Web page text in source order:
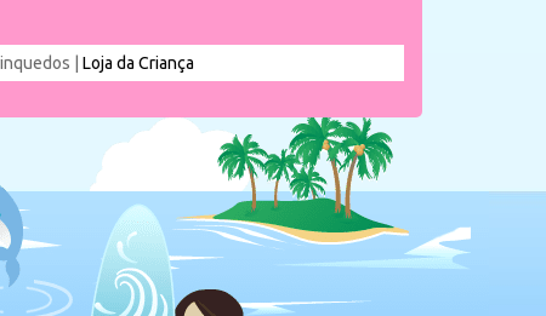
| Loja da Criança